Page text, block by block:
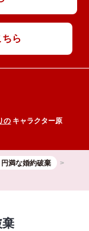
ら
の キャラクター原
満な婚約破棄
棄